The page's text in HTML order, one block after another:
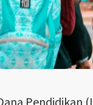
Pendidikan